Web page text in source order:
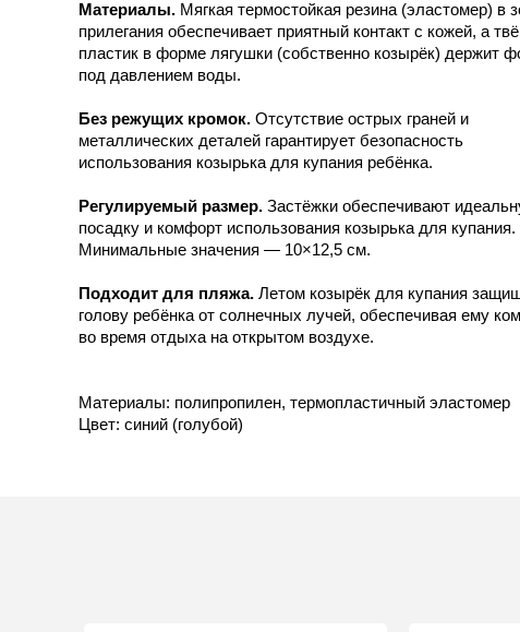
Материалы. Мягкая термостойкая резина (эластомер) в
прилегания обеспечивает приятный контакт с кожей, а
пластик в форме лягушки (собственно козырёк) держит
под давлением воды.
Без режущих кромок. Отсутствие острых граней и
металлических деталей гарантирует безопасность
использования козырька для купания ребёнка.
Регулируемый размер. Застёжки обеспечивают
посадку и комфорт использования козырька для купания.
Минимальные значения — 10×12,5 см.
Подходит для пляжа. Летом козырёк для купания
голову ребёнка от солнечных лучей, обеспечивая ему
во время отдыха на открытом воздухе.
Материалы: полипропилен, термопластичный эластомер
Цвет: синий (голубой)